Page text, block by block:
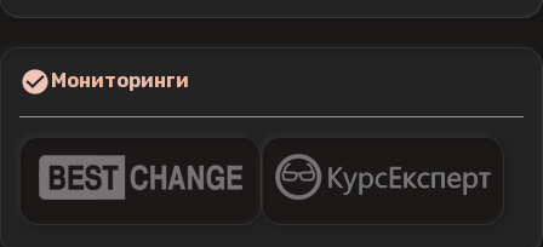
Мониторинги